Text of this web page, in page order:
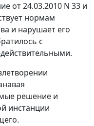
от 24.03.2010 N 33 и
нормам
и нарушает его
с
решение и
инстанции